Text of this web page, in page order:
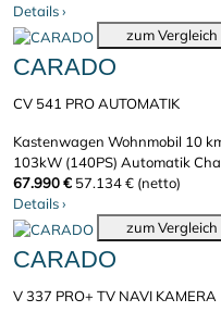
Details›
zum
CARADO
CV 541 PRO AUTOMATIK
Kastenwagen Wohnmobil 10
103kW (140PS) Automatik
67.990 € 57.134 € (netto)
Details›
zum
CARADO
V 337 PRO+ TV NAVI KAMERA